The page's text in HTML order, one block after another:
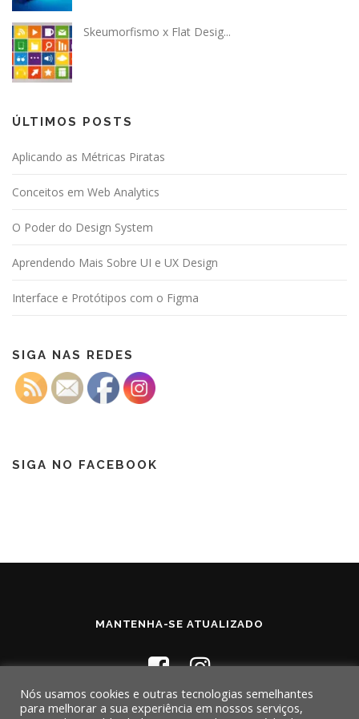
Skeumorfismo x Flat Desig...
ÚLTIMOS POSTS
Aplicando as Métricas Piratas
Conceitos em Web Analytics
O Poder do Design System
Aprendendo Mais Sobre UI e UX Design
Interface e Protótipos com o Figma
SIGA NAS REDES
SIGA NO FACEBOOK
MANTENHA-SE ATUALIZADO
Nós usamos cookies e outras tecnologias semelhantes
para melhorar a sua experiência em nossos serviços,